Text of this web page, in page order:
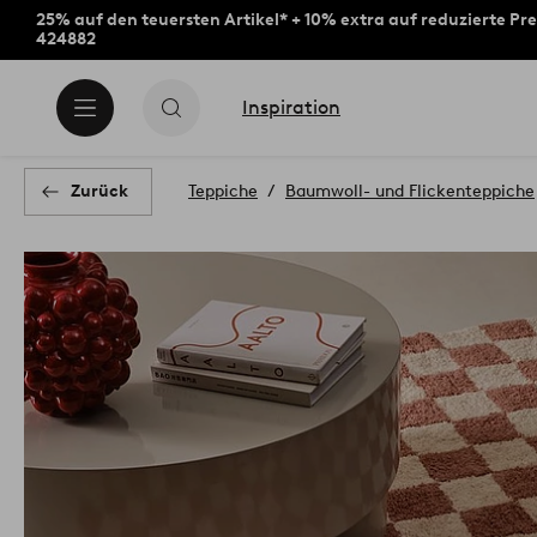
25% auf den teuersten Artikel* + 10% extra auf reduzierte
424882
Inspiration
Zurück Teppiche Baumwoll- und Flickenteppiche